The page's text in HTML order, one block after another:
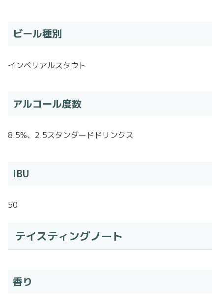
ビール種別
インペリアルスタウト
アルコール度数
8.5%、2.5スタンダードドリンクス
IBU
50
テイスティングノート
香り